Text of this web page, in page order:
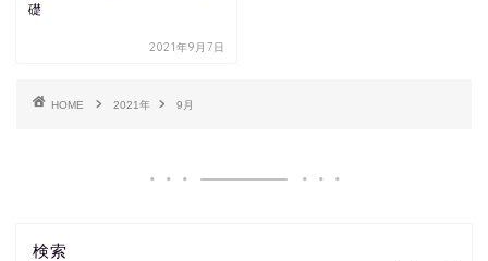
礎
2021年9月7日
HOME 2021年 9月
検索